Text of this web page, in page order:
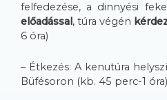
felfedezése, a dinnyési
előadással, túra végén
6 óra)
– Étkezés: A kenutúra
Büfésoron (kb. 45 perc-1 óra)